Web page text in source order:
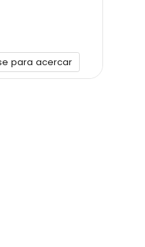
para acercar